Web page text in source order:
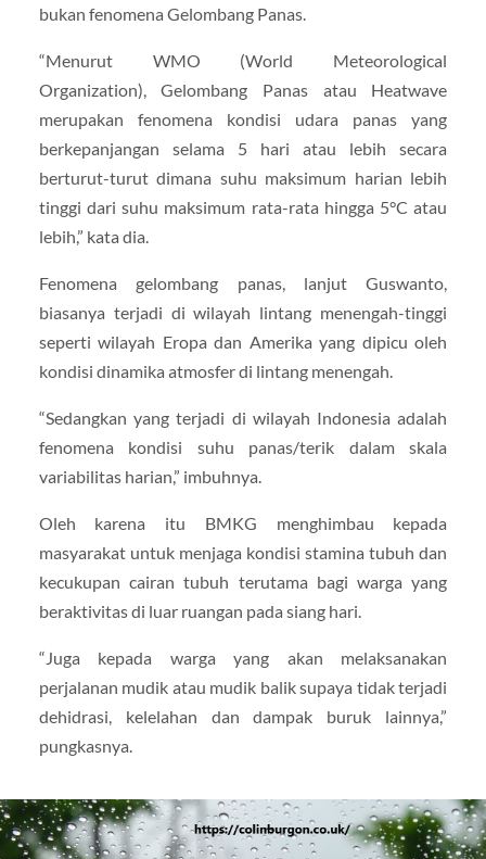
bukan fenomena Gelombang Panas.
“Menurut WMO (World Meteorological
Organization), Gelombang Panas atau Heatwave
merupakan fenomena kondisi udara panas yang
berkepanjangan selama 5 hari atau lebih secara
berturut-turut dimana suhu maksimum harian lebih
tinggi dari suhu maksimum rata-rata hingga 5°C atau
lebih,” kata dia.
Fenomena gelombang panas, lanjut Guswanto,
biasanya terjadi di wilayah lintang menengah-tinggi
seperti wilayah Eropa dan Amerika yang dipicu oleh
kondisi dinamika atmosfer di lintang menengah.
“Sedangkan yang terjadi di wilayah Indonesia adalah
fenomena kondisi suhu panas/terik dalam skala
variabilitas harian,” imbuhnya.
Oleh karena itu BMKG menghimbau kepada
masyarakat untuk menjaga kondisi stamina tubuh dan
kecukupan cairan tubuh terutama bagi warga yang
beraktivitas di luar ruangan pada siang hari.
“Juga kepada warga yang akan melaksanakan
perjalanan mudik atau mudik balik supaya tidak terjadi
dehidrasi, kelelahan dan dampak buruk lainnya,”
pungkasnya.